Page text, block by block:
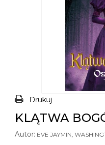
Drukuj
KLĄTWA
Autor: EVE JAYMIN,